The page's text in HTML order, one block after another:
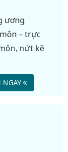
ương
– trực
nứt kẽ
NGAY